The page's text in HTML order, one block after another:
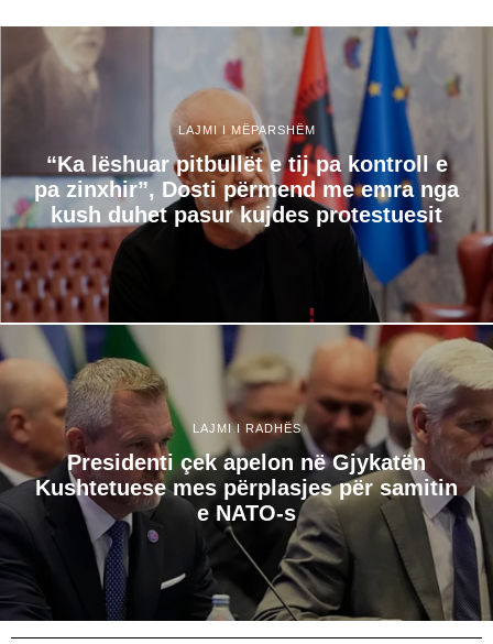
LAJMI I MËPARSHËM
“Ka lëshuar pitbullët e tij pa kontroll e
pa zinxhir”, Dosti përmend me emra nga
kush duhet pasur kujdes protestuesit
LAJMI I RADHËS
Presidenti çek apelon në Gjykatën
Kushtetuese mes përplasjes për samitin
e NATO-s